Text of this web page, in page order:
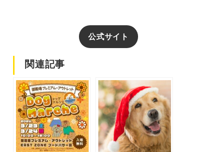
公式サイト
関連記事